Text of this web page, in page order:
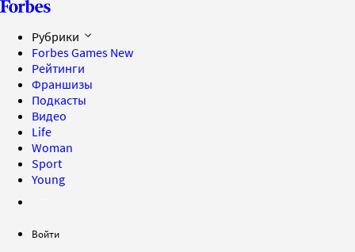
Рубрики
Forbes Games New
Рейтинги
Франшизы
Подкасты
Видео
Life
Woman
Sport
Young
Войти